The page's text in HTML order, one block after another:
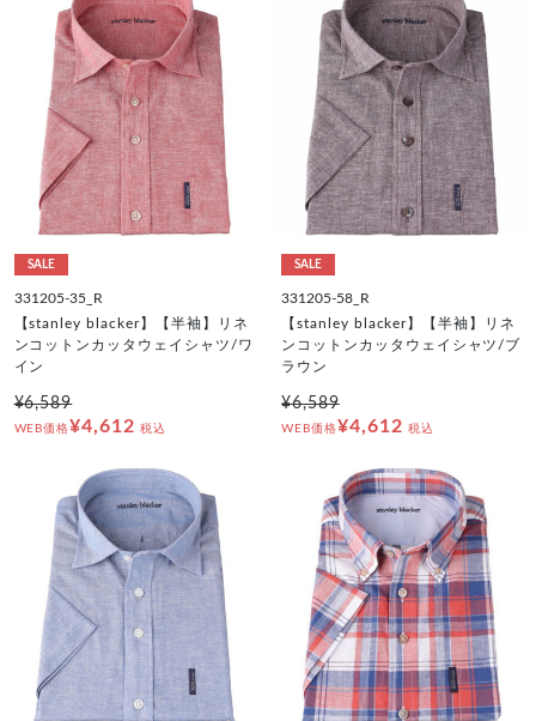
SALE
331205-35_R
【stanley blacker】【半袖】リネ
ンコットンカッタウェイシャツ/ワ
イン
¥6,589
WEB価格¥4,612 税込
SALE
331205-58_R
【stanley blacker】【半袖】リネ
ンコットンカッタウェイシャツ/ブ
ラウン
¥6,589
WEB価格¥4,612 税込